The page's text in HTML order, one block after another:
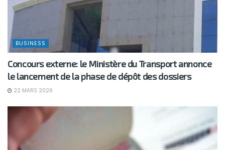
BUSINESS
Concours externe: le Ministère du Transport annonce
le lancement de la phase de dépôt des dossiers
22 MARS 2026